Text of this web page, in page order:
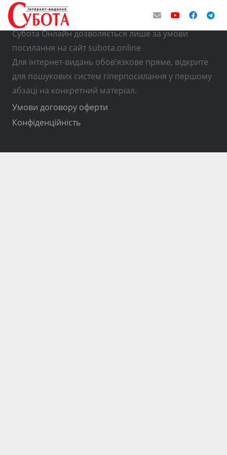
© Використання матеріалів з інтернет-видання
Субота Онлайн дозволяється лише за умови
посилання на сайт subota.online
Для інтернет-видань обов’язкове пряме, відкрите
для пошукових систем гіперпосилання у першому
абзаці на конкретний матеріал.
Умови договору оферти
Конфіденційність